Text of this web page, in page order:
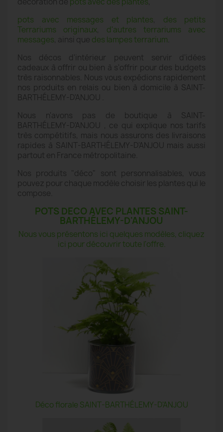
pots avec messages et plantes, des petits
Terrariums originaux, d'autres terrariums avec
messages, ainsi que des lampes terrarium
Nos décos d'intérieur peuvent servir d'idées
cadeaux à offrir ou bien à s'offrir pour des budgets
très raisonnables. Nous vous expédions rapidement
nos produits en relais ou bien à domicile à SAINT-
BARTHÉLEMY-D'ANJOU .
Nous n'avons pas de boutique à SAINT-
BARTHÉLEMY-D'ANJOU , ce qui explique nos tarifs
très compétitifs, mais nous assurons des livraisons
rapides à SAINT-BARTHÉLEMY-D'ANJOU mais aussi
partout en France métropolitaine.
Nos produits "déco" sont personnalisables, vous
pouvez pour chaque modèle choisir les plantes qui le
compose.
POTS DECO AVEC PLANTES SAINT-
BARTHÉLEMY-D'ANJOU
Nous vous présentons ici quelques modèles, cliquez
ici pour découvrir toute l'offre.
Déco florale SAINT-BARTHÉLEMY-D'ANJOU